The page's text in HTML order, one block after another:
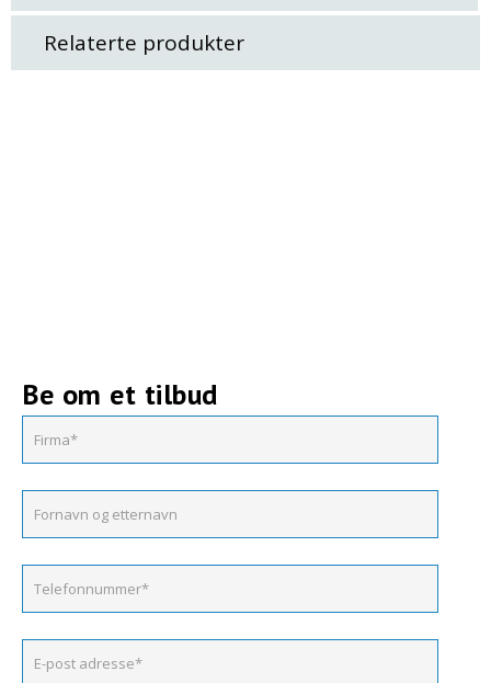
Relaterte produkter
Be om et tilbud